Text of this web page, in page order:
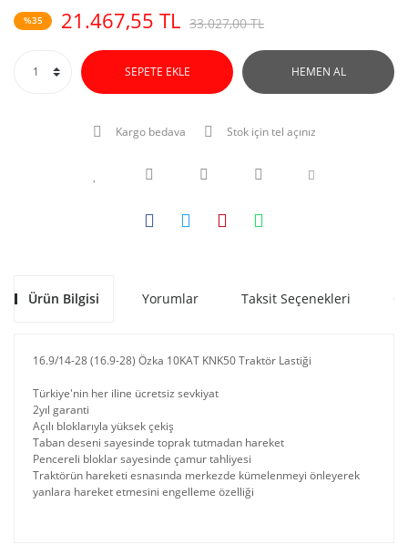
%35 21.467,55 TL 33.027,00 TL
SEPETE EKLE HEMEN AL
Kargo bedava Stok için tel açınız
Ürün Bilgisi Yorumlar Taksit Seçenekleri
16.9/14-28 (16.9-28) Özka 10KAT KNK50 Traktör Lastiği
Türkiye'nin her iline ücretsiz sevkiyat
2yıl garanti
Açılı bloklarıyla yüksek çekiş
Taban deseni sayesinde toprak tutmadan hareket
Pencereli bloklar sayesinde çamur tahliyesi
Traktörün hareketi esnasında merkezde kümelenmeyi önleyerek
yanlara hareket etmesini engelleme özelliği